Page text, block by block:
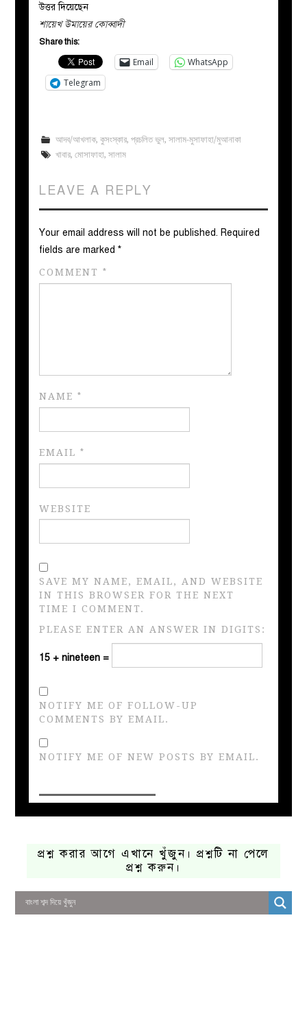
উত্তর দিয়েছেন
শায়েখ উমায়ের কোব্বাদী
Share this:
Email
WhatsApp
Telegram
আদব/আখলাক, কুসংস্কার, প্রচলিত ভুল, সালাম-মুসাফাহা/মুআনাকা
খাবার, মোসাফাহা, সালাম
LEAVE A REPLY
Your email address will not be published. Required
fields are marked*
COMMENT*
NAME*
EMAIL*
WEBSITE
SAVE MY NAME, EMAIL, AND WEBSITE
IN THIS BROWSER FOR THE NEXT
TIME I COMMENT.
PLEASE ENTER AN ANSWER IN DIGITS:
15 + nineteen =
NOTIFY ME OF FOLLOW-UP
COMMENTS BY EMAIL.
NOTIFY ME OF NEW POSTS BY EMAIL.
প্রশ্ন করার আগে এখানে খুঁজুন। প্রশ্নটি না পেলে
প্রশ্ন করুন।